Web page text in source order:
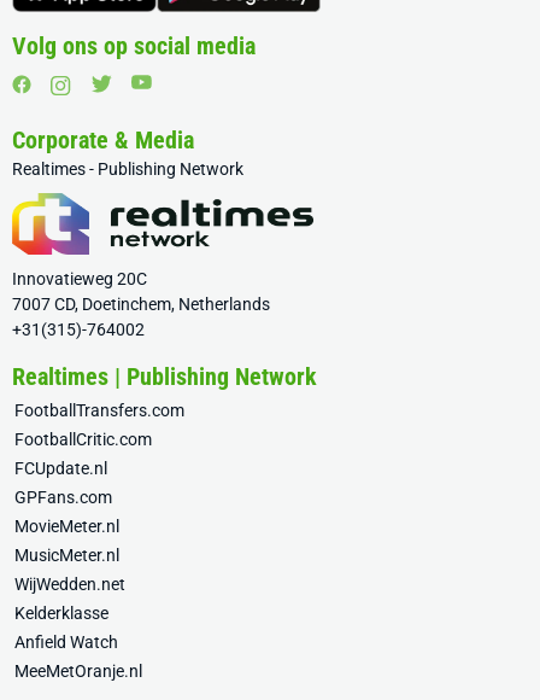
Volg ons op social media
Corporate & Media
Realtimes - Publishing Network
Innovatieweg 20C
7007 CD, Doetinchem, Netherlands
+31(315)-764002
Realtimes | Publishing Network
FootballTransfers.com
FootballCritic.com
FCUpdate.nl
GPFans.com
MovieMeter.nl
MusicMeter.nl
WijWedden.net
Kelderklasse
Anfield Watch
MeeMetOranje.nl